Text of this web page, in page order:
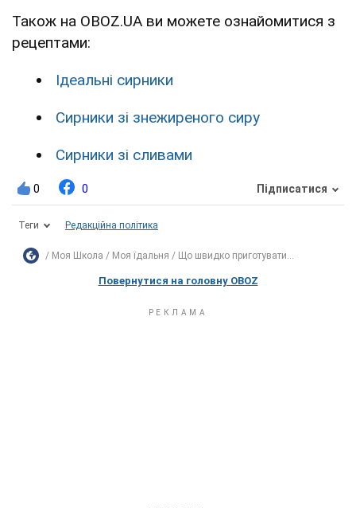
Також на OBOZ.UA ви можете ознайомитися з
рецептами:
Ідеальні сирники
Сирники зі знежиреного сиру
Сирники зі сливами
0 0 Підписатися
Теги Редакційна політика
Моя Школа Моя їдальня Що швидко приготувати...
Повернутися на головну OBOZ